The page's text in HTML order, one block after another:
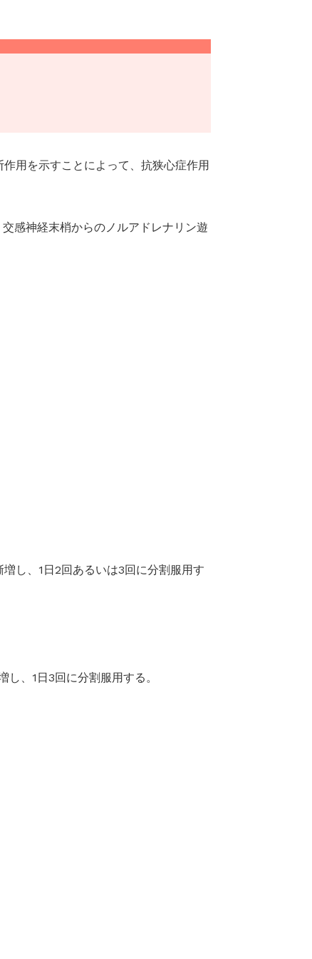
用を示すことによって、抗狭心症作用
感神経末梢からのノルアドレナリン遊
し、1日2回あるいは3回に分割服用す
、1日3回に分割服用する。